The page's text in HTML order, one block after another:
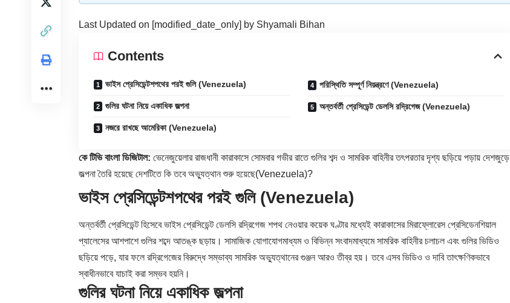
Last Updated on [modified_date_only] by Shyamali Bihan
Contents
ভাইস প্রেসিডেন্টশপথের পরই গুলি (Venezuela)
গুলির ঘটনা নিয়ে একাধিক জল্পনা
নজরে রাখছে আমেরিকা (Venezuela)
পরিস্থিতি সম্পূর্ণ নিয়ন্ত্রণে (Venezuela)
অন্তর্বর্তী প্রেসিডেন্ট ডেলসি রদ্রিগেজ (Venezuela)
কে টিভি বাংলা ডিজিটাল: ভেনেজুয়েলার রাজধানী কারাকাসেসোমবার গভীর রাতে গুলির শব্দ ও সামরিক বাহিনীর তৎপরতার দৃশ্য ছড়িয়ে পড়ায় দেশজুড়ে
জল্পনা তৈরি হয়েছে দেশটিতে কি তবে অভ্যুত্থান শুরু হয়েছে(Venezuela)?
ভাইস প্রেসিডেন্টশপথের পরই গুলি (Venezuela)
অন্তর্বর্তী প্রেসিডেন্ট হিসেবে ভাইস প্রেসিডেন্ট ডেলসি রদ্রিগেজ শপথ নেওয়ার কয়েক ঘণ্টার মধ্যেই কারাকাসের মিরাফ্লোরেস প্রেসিডেনশিয়াল
প্যালেসের আশপাশে গুলির শব্দে আতঙ্ক ছড়ায়। সামাজিক যোগাযোগমাধ্যম ও বিভিন্ন সংবাদমাধ্যমে সামরিক বাহিনীর চলাচল এবং গুলির ভিডিও
ছড়িয়ে পড়ে, যার ফলে রদ্রিগেজের বিরুদ্ধে সম্ভাব্য সামরিক অভ্যুত্থানের গুঞ্জন আরও তীব্র হয়। তবে এসব ভিডিও ও দাবি তাৎক্ষণিকভাবে
স্বাধীনভাবে যাচাই করা সম্ভব হয়নি।
গুলির ঘটনা নিয়ে একাধিক জল্পনা